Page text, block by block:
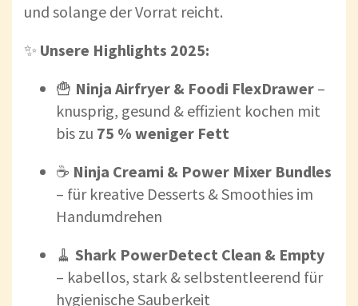
und solange der Vorrat reicht.
✨ Unsere Highlights 2025:
🍟 Ninja Airfryer & Foodi FlexDrawer –
knusprig, gesund & effizient kochen mit
bis zu 75 % weniger Fett
☕ Ninja Creami & Power Mixer Bundles
– für kreative Desserts & Smoothies im
Handumdrehen
🧹 Shark PowerDetect Clean & Empty
– kabellos, stark & selbstentleerend für
hygienische Sauberkeit